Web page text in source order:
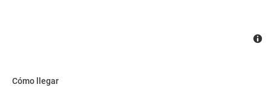
Cómo llegar